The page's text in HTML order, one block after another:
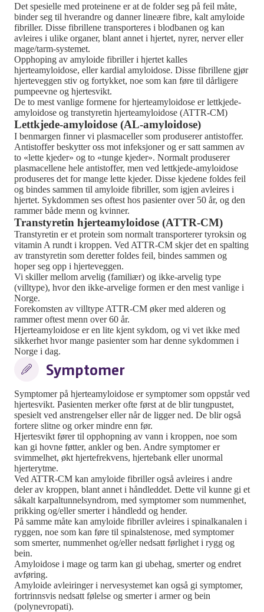
Det spesielle med proteinene er at de folder seg på feil måte,
binder seg til hverandre og danner lineære fibre, kalt amyloide
fibriller. Disse fibrillene transporteres i blodbanen og kan
avleires i ulike organer, blant annet i hjertet, nyrer, nerver eller
mage/tarm-systemet.
Opphoping av amyloide fibriller i hjertet kalles
hjerteamyloidose, eller kardial amyloidose. Disse fibrillene gjør
hjerteveggen stiv og fortykket, noe som kan føre til dårligere
pumpeevne og hjertesvikt.
De to mest vanlige formene for hjerteamyloidose er lettkjede-
amyloidose og transtyretin hjerteamyloidose (ATTR-CM)
Lettkjede-amyloidose (AL-amyloidose)
I benmargen finner vi plasmaceller som produserer antistoffer.
Antistoffer beskytter oss mot infeksjoner og er satt sammen av
to «lette kjeder» og to «tunge kjeder». Normalt produserer
plasmacellene hele antistoffer, men ved lettkjede-amyloidose
produseres det for mange lette kjeder. Disse kjedene foldes feil
og bindes sammen til amyloide fibriller, som igjen avleires i
hjertet. Sykdommen ses oftest hos pasienter over 50 år, og den
rammer både menn og kvinner.
Transtyretin hjerteamyloidose (ATTR-CM)
Transtyretin er et protein som normalt transporterer tyroksin og
vitamin A rundt i kroppen. Ved ATTR-CM skjer det en spalting
av transtyretin som deretter foldes feil, bindes sammen og
hoper seg opp i hjerteveggen.
Vi skiller mellom arvelig (familiær) og ikke-arvelig type
(villtype), hvor den ikke-arvelige formen er den mest vanlige i
Norge.
Forekomsten av villtype ATTR-CM øker med alderen og
rammer oftest menn over 60 år.
Hjerteamyloidose er en lite kjent sykdom, og vi vet ikke med
sikkerhet hvor mange pasienter som har denne sykdommen i
Norge i dag.
Symptomer
Symptomer på hjerteamyloidose er symptomer som oppstår ved
hjertesvikt. Pasienten merker ofte først at de blir tungpustet,
spesielt ved anstrengelser eller når de ligger ned. De blir også
fortere slitne og orker mindre enn før.
Hjertesvikt fører til opphopning av vann i kroppen, noe som
kan gi hovne føtter, ankler og ben. Andre symptomer er
svimmelhet, økt hjertefrekvens, hjertebank eller unormal
hjerterytme.
Ved ATTR-CM kan amyloide fibriller også avleires i andre
deler av kroppen, blant annet i håndleddet. Dette vil kunne gi et
såkalt karpaltunnelsyndrom, med symptomer som nummenhet,
prikking og/eller smerter i håndledd og hender.
På samme måte kan amyloide fibriller avleires i spinalkanalen i
ryggen, noe som kan føre til spinalstenose, med symptomer
som smerter, nummenhet og/eller nedsatt førlighet i rygg og
bein.
Amyloidose i mage og tarm kan gi ubehag, smerter og endret
avføring.
Amyloide avleiringer i nervesystemet kan også gi symptomer,
fortrinnsvis nedsatt følelse og smerter i armer og bein
(polynevropati).